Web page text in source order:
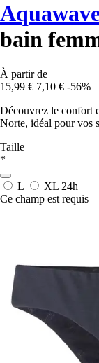
bain
À partir de
15,99 € 7,10 € -56%
Découvrez le confort
Norte, idéal pour vos
Taille
*
L XL 24h
Ce champ est requis